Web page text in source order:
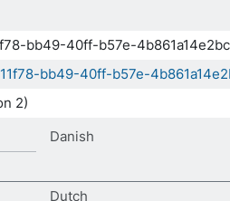
bb49-40ff-b57e-
bb49-40ff-b57e-
2)
Danish
Dutch